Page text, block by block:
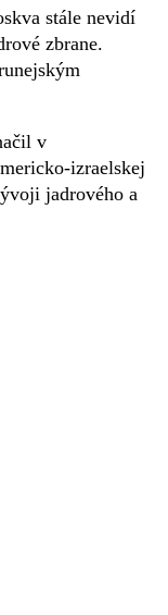
stále nevidí
zbrane.
v
izraelskej
jadrového a